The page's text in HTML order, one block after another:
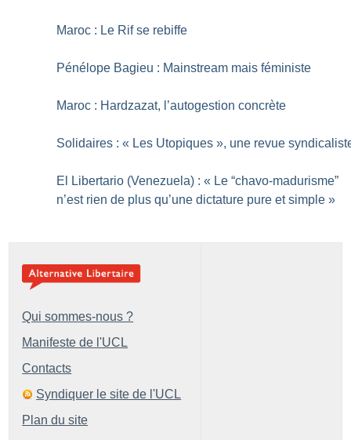
Maroc : Le Rif se rebiffe
Pénélope Bagieu : Mainstream mais féministe
Maroc : Hardzazat, l’autogestion concrète
Solidaires : « Les Utopiques », une revue
El Libertario (Venezuela) : « Le “chavo-madurisme”
n’est rien de plus qu’une dictature pure et simple »
Qui sommes-nous ?
Manifeste de l'UCL
Contacts
Syndiquer le site de l'UCL
Plan du site